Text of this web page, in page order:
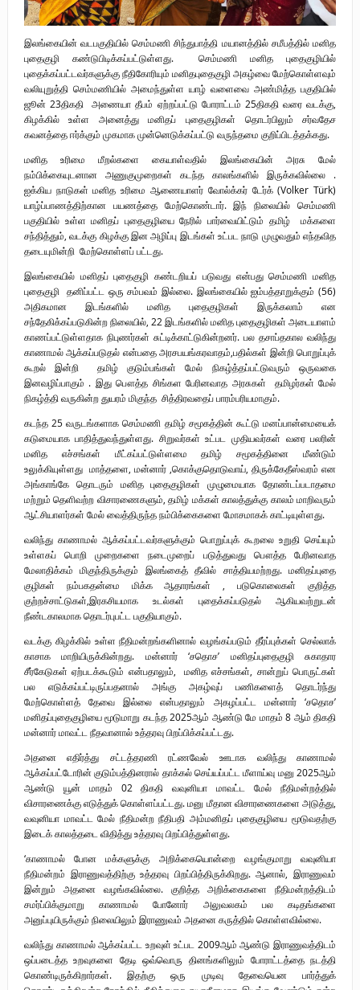
இலங்கையின் வடபகுதியில் செம்மணி சிந்துபாத்தி மயானத்தில் சமீபத்தில் மனித
புதைகுழி கண்டுபிடிக்கப்பட்டுள்ளது. செம்மணி மனித புதைகுழியில்
புதைக்கப்பட்டவர்களுக்கு நீதிகோரியும் மனிதபுதைகுழி அகழ்வை மேற்கொள்ளவும்
வலியுறுத்தி செம்மணியில் அமைந்துள்ள யாழ் வளைவை அண்மித்த பகுதியில்
ஜூன் 23திகதி அணையா தீபம் ஏற்றப்பட்டு போராட்டம் 25திகதி வரை வடக்கு,
கிழக்கில் உள்ள அனைத்து மனிதப் புதைகுழிகள் தொடர்பிலும் சர்வதேச
கவனத்தை ஈர்க்கும் முகமாக முன்னெடுக்கப்பட்டு வருந்தமை குறிப்பிடத்தக்கது.
மனித உரிமை மீறல்களை கையாள்வதில் இலங்கையின் அரசு மேல்
நம்பிக்கையுடனான அணுகுமுறைகள் கடந்த காலங்களில் இருக்கவில்லை .
ஐக்கிய நாடுகள் மனித உரிமை ஆணையாளர் வோல்க்கர் டேர்க் (Volker Türk)
யாழ்ப்பாணத்திற்கான பயணத்தை மேற்கொண்டார். இந் நிலையில் செம்மணி
பகுதியில் உள்ள மனிதப் புதைகுழியை நேரில் பார்வையிட்டும் தமிழ் மக்களை
சந்தித்தும், வடக்கு கிழக்கு இன அழிப்பு இடங்கள் உட்பட நாடு முழுவதும் எந்தவித
தடையுமின்றி மேற்கொள்ளப் பட்டது.
இலங்கையில் மனிதப் புதைகுழி கண்டறியப் படுவது என்பது செம்மணி மனித
புதைகுழி தனிப்பட்ட ஒரு சம்பவம் இல்லை. இலங்கையில் ஐம்பத்தாறுக்கும் (56)
அதிகமான இடங்களில் மனித புதைகுழிகள் இருக்கலாம் என
சந்தேகிக்கப்படுகின்ற நிலையில், 22 இடங்களில் மனித புதைகுழிகள் அடையாளம்
காணப்பட்டுள்ளதாக நிபுணர்கள் சுட்டிக்காட்டுகின்றனர். பல தசாப்தகால வலிந்து
காணாமல் ஆக்கப்படுதல் என்பதை அரசபயங்கரவாதம்,பதில்கள் இன்றி பொறுப்புக்
கூறல் இன்றி தமிழ் குடும்பங்கள் மேல் நிகழ்த்தப்பட்டுவரும் ஒருவகை
இனவழிப்பாகும் . இது பௌத்த சிங்கள பேரினவாத அரசுகள் தமிழர்கள் மேல்
நிகழ்த்தி வருகின்ற துயரம் மிகுந்த சித்திரவதைப் பாரம்பரியமாகும்.
கடந்த 25 வருடங்களாக செம்மணி தமிழ் சமூகத்தின் கூட்டு மனப்பான்மையைக்
கடுமையாக பாதித்துவந்துள்ளது. சிறுவர்கள் உட்பட முதியவர்கள் வரை பலரின்
மனித எச்சங்கள் மீட்கப்பட்டுள்ளமை தமிழ் சமூகத்தினை மீண்டும்
உலுக்கியுள்ளது மாத்தளை, மன்னார் ,கொக்குதொடுவாய், திருக்கேதீஸ்வரம் என
அங்காங்கே தொடரும் மனித புதைகுழிகள் முழுமையாக தோண்டப்படாதமை
மற்றும் தெளிவற்ற விசாரணைகளும், தமிழ் மக்கள் காலத்துக்கு காலம் மாறிவரும்
ஆட்சியாளர்கள் மேல் வைத்திருந்த நம்பிக்கைகளை மோசமாகக் காட்டியுள்ளது.
வலிந்து காணாமல் ஆக்கப்பட்டவர்களுக்கும் பொறுப்புக் கூறலை உறுதி செய்யும்
உள்ளகப் பொறி முறைகளை நடைமுறைப் படுத்துவது பௌத்த பேரினவாத
மேலாதிக்கம் மிகுந்திருக்கும் இலங்கைத் தீவில் சாத்தியமற்றது. மனிதப்புதை
குழிகள் நம்பகதன்மை மிக்க ஆதாரங்கள் , படுகொலைகள் குறித்த
குற்றச்சாட்டுகள்,இரகசியமாக உடல்கள் புதைக்கப்படுதல் ஆகியவற்றுடன்
நீண்டகாலமாக தொடர்புபட்ட பகுதியாகும்.
வடக்கு கிழக்கில் உள்ள நீதிமன்றங்களினால் வழங்கப்படும் தீர்ப்புக்கள் செல்லாக்
காசாக மாறியிருக்கின்றது. மன்னார் ‘சதொச’ மனிதப்புதைகுழி சுகாதார
சீர்கேடுகள் ஏற்படக்கூடும் என்பதாலும், மனித எச்சங்கள், சான்றுப் பொருட்கள்
பல எடுக்கப்பட்டிருப்பதனால் அங்கு அகழ்வுப் பணிகளைத் தொடர்ந்து
மேற்கொள்ளத் தேவை இல்லை என்பதாலும் அகழப்பட்ட மன்னார் ‘சதொச’
மனிதப்புதைகுழியை மூடுமாறு கடந்த 2025ஆம் ஆண்டு மே மாதம் 8 ஆம் திகதி
மன்னார் மாவட்ட நீதவானால் உத்தரவு பிறப்பிக்கப்பட்டது.
அதனை எதிர்த்து சட்டத்தரணி ரட்ணவேல் ஊடாக வலிந்து காணாமல்
ஆக்கப்பட்டோரின் குடும்பத்தினரால் தாக்கல் செய்யப்பட்ட மீளாய்வு மனு 2025ஆம்
ஆண்டு யூன் மாதம் 02 திகதி வவுனியா மாவட்ட மேல் நீதிமன்றத்தில்
விசாரணைக்கு எடுத்துக் கொள்ளப்பட்டது. மனு மீதான விசாரணைகளை அடுத்து,
வவுனியா மாவட்ட மேல் நீதிமன்ற நீதிபதி அம்மனிதப் புதைகுழியை மூடுவதற்கு
இடைக் காலத்தடை விதித்து உத்தரவு பிறப்பித்துள்ளது.
‘காணாமல் போன மக்களுக்கு அறிக்கையொன்றை வழங்குமாறு வவுனியா
நீதிமன்றம் இராணுவத்திற்கு உத்தரவு பிறப்பித்திருக்கிறது. ஆனால், இராணுவம்
இன்றும் அதனை வழங்கவில்லை. குறித்த அறிக்கைகளை நீதிமன்றத்திடம்
சமர்ப்பிக்குமாறு காணாமல் போனோர் அலுவலகம் பல கடிதங்களை
அனுப்புயிருக்கும் நிலையிலும் இராணுவம் அதனை கருத்தில் கொள்ளவில்லை.
வலிந்து காணாமல் ஆக்கப்பட்ட உறவுள் உட்பட 2009ஆம் ஆண்டு இராணுவத்திடம்
ஒப்படைத்த உறவுகளை தேடி ஒவ்வொரு தினங்களிலும் போராட்டத்தை நடத்தி
கொண்டிருக்கிறார்கள். இதற்கு ஒரு முடிவு தேவையென பார்த்துக்